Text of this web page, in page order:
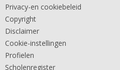
Privacy-en cookiebeleid
Copyright
Disclaimer
Cookie-instellingen
Profielen
Scholenregister